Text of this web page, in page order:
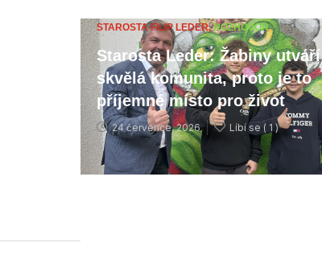
STAROSTA FILIP LEDER,ROZHOVOR
Starosta Leder: Žabiny utváří
skvělá komunita, proto je to
příjemné místo pro život
24 července, 2026 Líbí se ( 1 )